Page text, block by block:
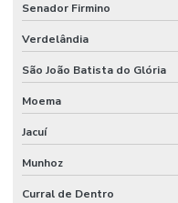
Senador Firmino
Verdelândia
São João Batista do Glória
Moema
Jacuí
Munhoz
Curral de Dentro